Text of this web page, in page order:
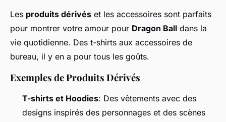
Les produits dérivés et les accessoires sont parfaits
pour montrer votre amour pour Dragon Ball dans la
vie quotidienne. Des t-shirts aux accessoires de
bureau, il y en a pour tous les goûts.
Exemples de Produits Dérivés
T-shirts et Hoodies: Des vêtements avec des
designs inspirés des personnages et des scènes